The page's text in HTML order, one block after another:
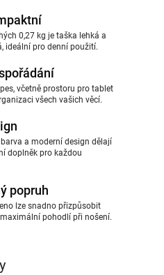
0,27 kg je taška lehká a
ideální pro denní použití.
včetně prostoru pro tablet
všech vašich věcí.
a moderní design dělají
doplněk pro každou
popruh
lze snadno přizpůsobit
pohodlí při nošení.